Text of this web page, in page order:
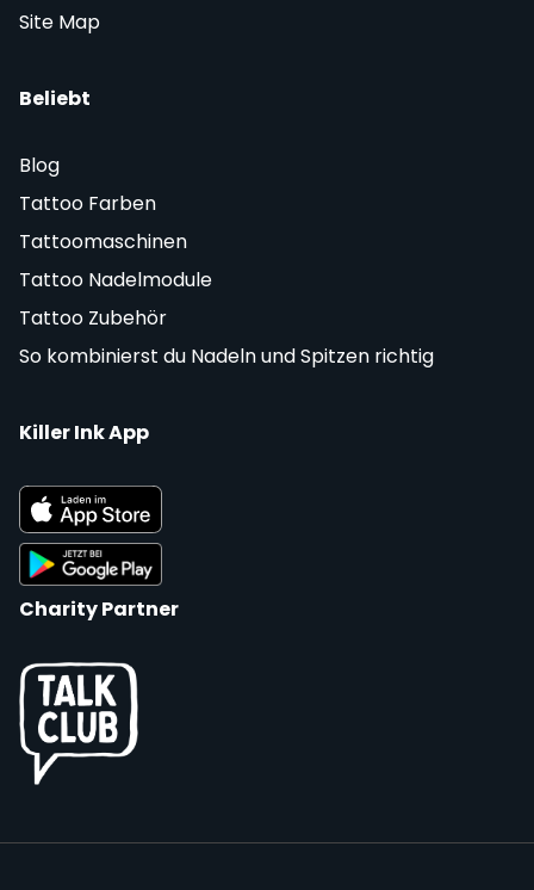
Site Map
Beliebt
Blog
Tattoo Farben
Tattoomaschinen
Tattoo Nadelmodule
Tattoo Zubehör
So kombinierst du Nadeln und Spitzen richtig
Killer Ink App
Charity Partner